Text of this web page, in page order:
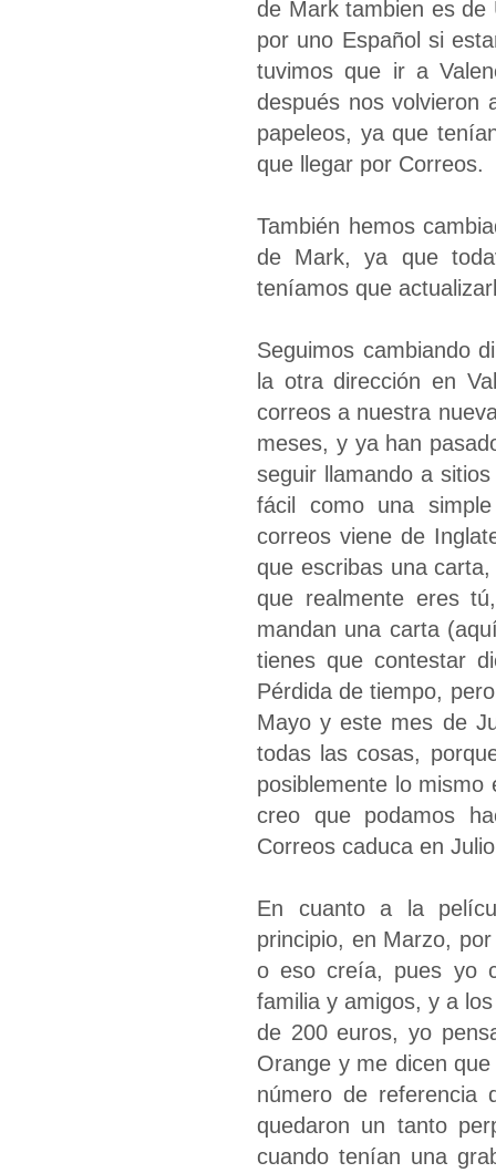
de Mark tambien es de
por uno Español si
tuvimos que ir a
después nos volvieron
papeleos, ya que
que llegar por Correos.
También hemos
de Mark, ya que
teníamos que
Seguimos cambiando
la otra dirección en
correos a nuestra
meses, y ya han
seguir llamando a
fácil como una
correos viene de
que escribas una
que realmente eres
mandan una carta
tienes que contestar
Pérdida de tiempo,
Mayo y este mes de
todas las cosas,
posiblemente lo
creo que podamos
Correos caduca en
En cuanto a la
principio, en Marzo,
o eso creía, pues yo
familia y amigos, y a
de 200 euros, yo
Orange y me dicen
número de referencia
quedaron un tanto
cuando tenían una